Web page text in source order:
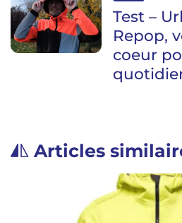
Test –
Repop,
coeur
Articles